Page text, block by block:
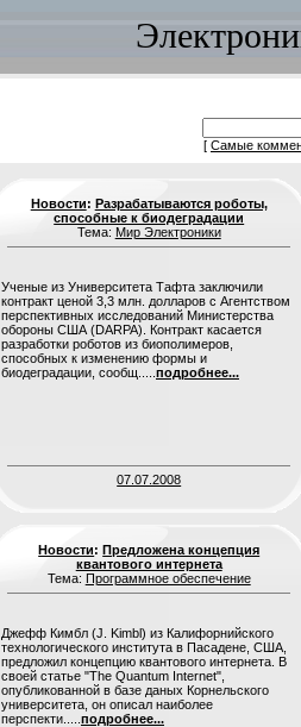
[ Самые
Новости: Разрабатываются роботы,
способные к биодеградации
Тема: Мир Электроники
Ученые из Университета Тафта заключили
контракт ценой 3,3 млн. долларов с Агентством
перспективных исследований Министерства
обороны США (DARPA). Контракт касается
разработки роботов из биополимеров,
способных к изменению формы и
биодеградации, сообщ..... подробнее...
07.07.2008
Новости:Предложена концепция
квантового интернета
Тема: Программное обеспечение
Джефф Кимбл (J. Kimbl) из Калифорнийского
технологического института в Пасадене, США,
предложил концепцию квантового интернета. В
своей статье "The Quantum Internet",
опубликованной в базе даных Корнельского
университета, он описал наиболее
перспекти..... подробнее...